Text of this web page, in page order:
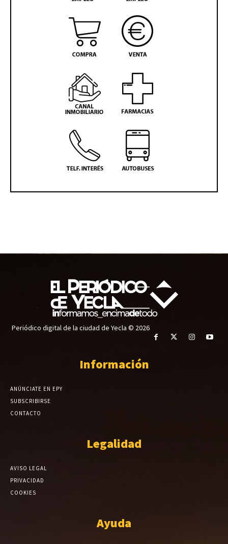
Periódico digital de la ciudad de Yecla © 2026
Información
ANÚNCIATE EN EPY
SUBSCRIBIRSE
CONTACTO
Legalidad
AVISO LEGAL
PRIVACIDAD
COOKIES
Ayuda